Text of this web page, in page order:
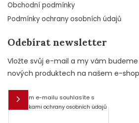
Obchodní podmínky
Podmínky ochrany osobních údajů
Odebírat newsletter
Vložte svůj e-mail a my vám
nových produktech na našem e-
E-mail
Vložením e-mailu souhlasíte s
podmínkami ochrany osobních údajů